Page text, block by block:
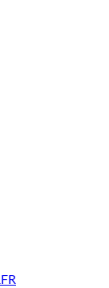
FR